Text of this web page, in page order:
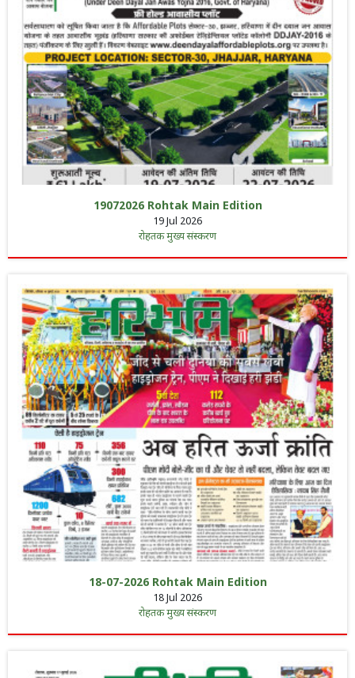
19072026 Rohtak Main Edition
19 Jul 2026
रोहतक मुख्य संस्करण
18-07-2026 Rohtak Main Edition
18 Jul 2026
रोहतक मुख्य संस्करण